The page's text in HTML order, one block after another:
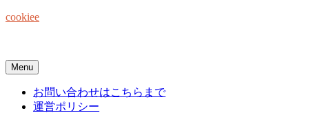
Skip
cookiee
Menu
お問い合わせはこちらまで
運営ポリシー